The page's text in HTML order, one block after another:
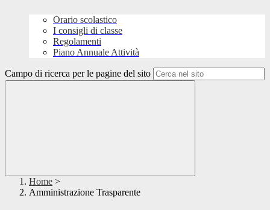
Orario scolastico
I consigli di classe
Regolamenti
Piano Annuale Attività
Campo di ricerca per le pagine del sito
Home >
Amministrazione Trasparente